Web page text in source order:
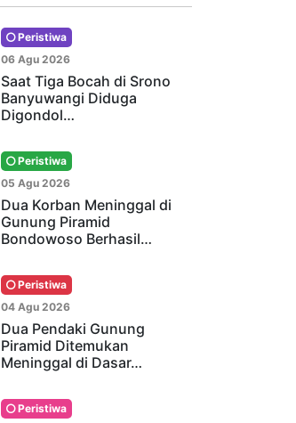
Peristiwa
06 Agu 2026
Saat Tiga Bocah di Srono
Banyuwangi Diduga
Digondol…
Peristiwa
05 Agu 2026
Dua Korban Meninggal di
Gunung Piramid
Bondowoso Berhasil…
Peristiwa
04 Agu 2026
Dua Pendaki Gunung
Piramid Ditemukan
Meninggal di Dasar…
Peristiwa